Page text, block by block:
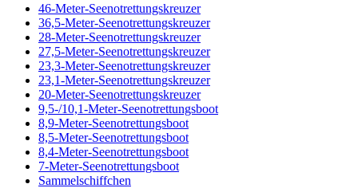
46-Meter-Seenotrettungskreuzer
36,5-Meter-Seenotrettungskreuzer
28-Meter-Seenotrettungskreuzer
27,5-Meter-Seenotrettungskreuzer
23,3-Meter-Seenotrettungskreuzer
23,1-Meter-Seenotrettungskreuzer
20-Meter-Seenotrettungskreuzer
9,5-/10,1-Meter-Seenotrettungsboot
8,9-Meter-Seenotrettungsboot
8,5-Meter-Seenotrettungsboot
8,4-Meter-Seenotrettungsboot
7-Meter-Seenotrettungsboot
Sammelschiffchen